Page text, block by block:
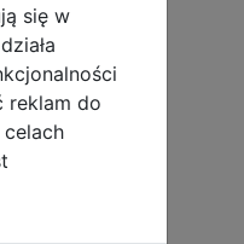
się w
reklam do